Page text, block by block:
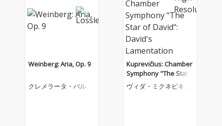
Weinberg: Aria, Op. 9
クレメラータ・バルテ
Kuprevičius: Chamber
Symphony "The Star o
f David": David's Lame
ntation
ヴィダ・ミクネビキュ